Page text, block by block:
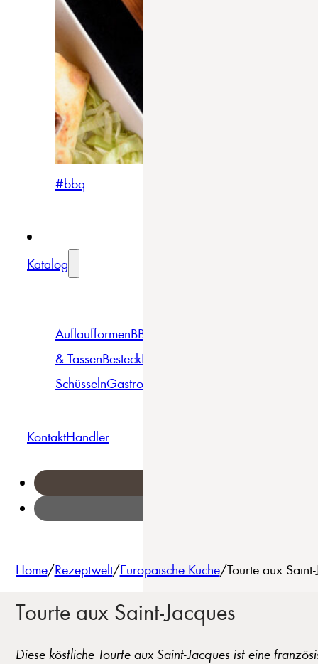
#bbq
Katalog
AuflaufformenBBQ
& TassenBesteckBowls &
SchüsselnGastro
KontaktHändler
Home/Rezeptwelt/Europäische Küche/Tourte aux
Tourte aux Saint-Jacques
Diese köstliche Tourte aux Saint-Jacques ist eine